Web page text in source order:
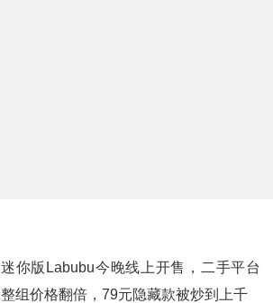
迷你版Labubu今晚线上开售，二手平台
整组价格翻倍，79元隐藏款被炒到上千